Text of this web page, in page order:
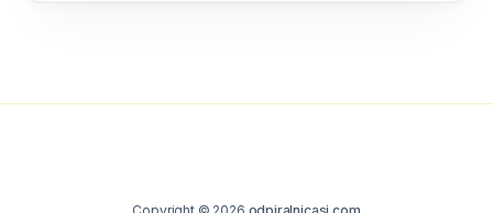
Copyright © 2026 odpiralnicasi.com